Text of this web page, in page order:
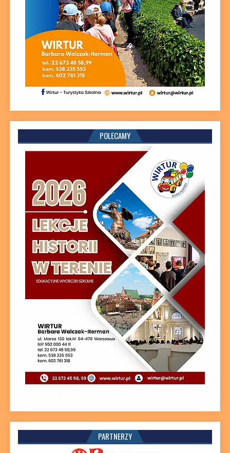
POLECAMY
PARTNERZY